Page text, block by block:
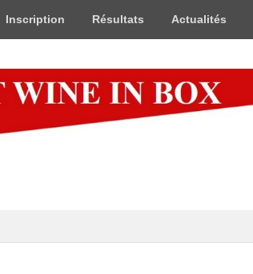
Inscription Résultats Actualités